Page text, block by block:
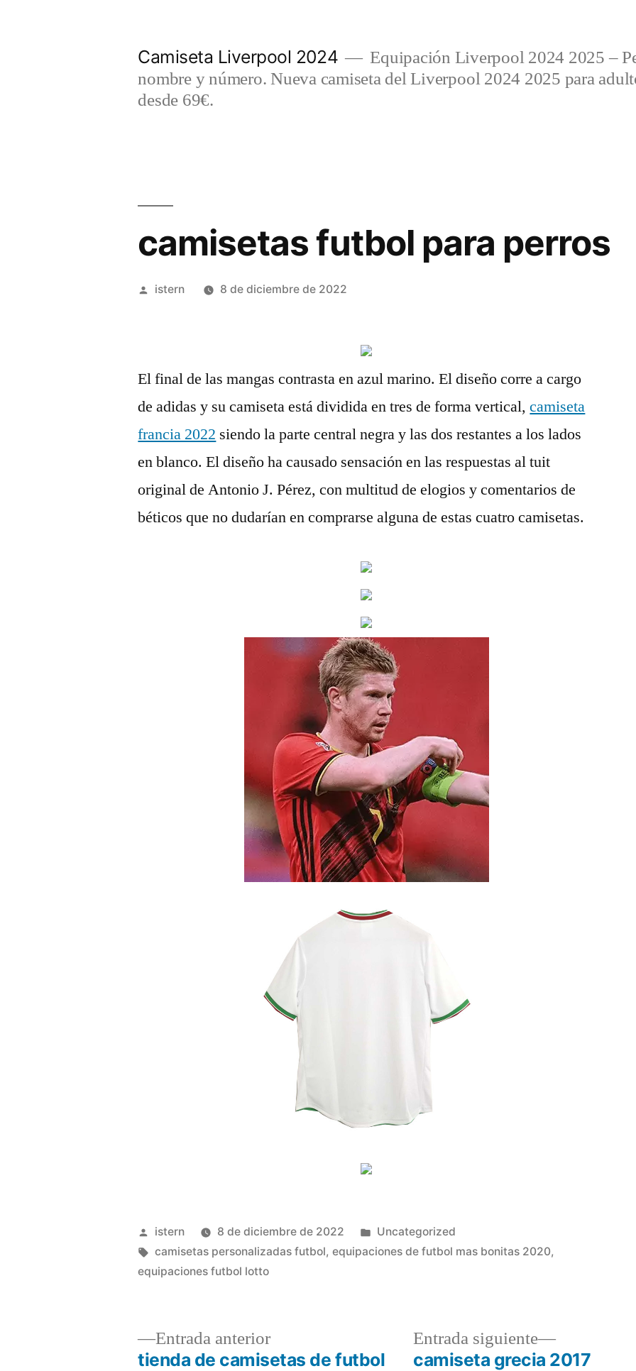
Camiseta Liverpool 2024
Equipación Liverpool 2024 2025 –
nombre y número. Nueva camiseta del Liverpool 2024 2025 para
desde 69€.
camisetas futbol para perros
Publicado
istern 8 de diciembre de 2022
El final de las mangas contrasta en azul marino. El diseño corre a cargo
de adidas y su camiseta está dividida en tres de forma vertical,camiseta
francia 2022 siendo la parte central negra y las dos restantes a los lados
en blanco. El diseño ha causado sensación en las respuestas al tuit
original de Antonio J. Pérez, con multitud de elogios y comentarios de
béticos que no dudarían en comprarse alguna de estas cuatro camisetas.
Publicado
por
istern 8 de diciembre de 2022
Publicado
en
Uncategorized
Etiquetas:
camisetas personalizadas futbol,equipaciones de futbol mas bonitas 2020,
equipaciones futbol lotto
Entrada anteriorEntrada
anterior:
tienda de camisetas de futbol
Entrada siguiente
Entrada
siguiente:
camiseta grecia 2017